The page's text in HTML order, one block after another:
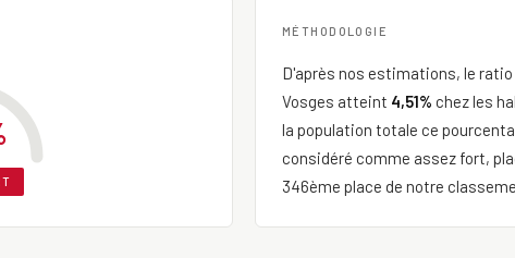
MÉTHODOLOGIE
D'après nos estimations, le
Vosges atteint 4,51% chez les
la population totale ce
considéré comme assez fort,
346ème place de notre